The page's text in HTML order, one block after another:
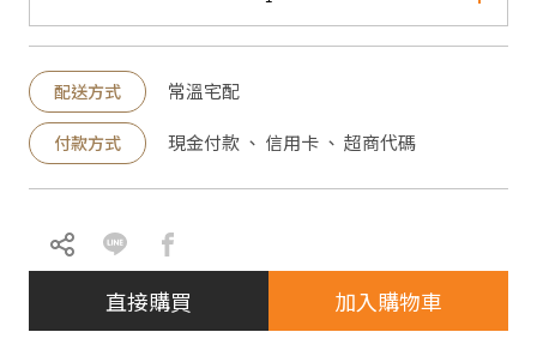
配送方式 常溫宅配
付款方式 現金付款 、 信用卡 、 超商代碼
直接購買 加入購物車